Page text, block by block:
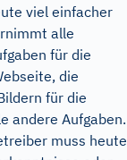
viel einfacher
alle
für die
die
für die
andere Aufgaben.
muss heute